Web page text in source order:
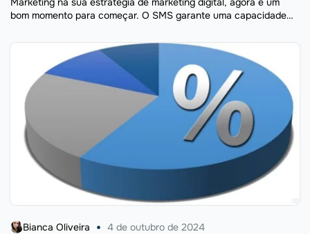
bom momento para começar. O SMS garante uma capacidade
Bianca Oliveira 4 de outubro de 2024